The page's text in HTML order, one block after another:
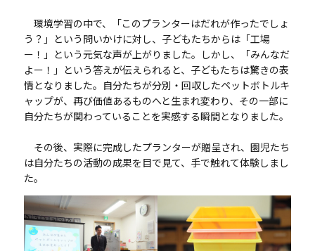
環境学習の中で、「このプランターはだれが作ったでしょ
う？」という問いかけに対し、子どもたちからは「工場
ー！」という元気な声が上がりました。しかし、「みんなだ
よー！」という答えが伝えられると、子どもたちは驚きの表
情となりました。自分たちが分別・回収したペットボトルキ
ャップが、再び価値あるものへと生まれ変わり、その一部に
自分たちが関わっていることを実感する瞬間となりました。
その後、実際に完成したプランターが贈呈され、園児たち
は自分たちの活動の成果を目で見て、手で触れて体験しまし
た。